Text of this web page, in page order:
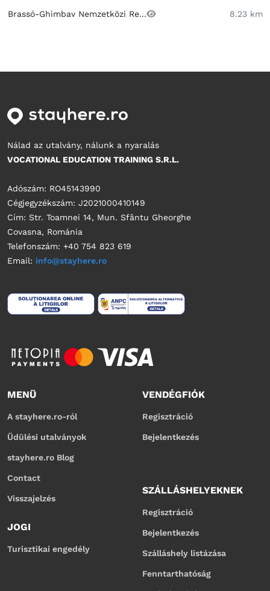
Brassó-Ghimbav Nemzetközi Re... 8.23 km
Nálad az utalvány, nálunk a nyaralás
VOCATIONAL EDUCATION TRAINING S.R.L.
Adószám: RO45143990
Cégjegyzékszám: J2021000410149
Cím: Str. Toamnei 14, Mun. Sfântu Gheorghe
Covasna, Románia
Telefonszám: +40 754 823 619
Email: info@stayhere.ro
MENÜ
A stayhere.ro-ról
Üdülési utalványok
stayhere.ro Blog
Contact
Visszajelzés
JOGI
Turisztikai engedély
VENDÉGFIÓK
Regisztráció
Bejelentkezés
SZÁLLÁSHELYEKNEK
Regisztráció
Bejelentkezés
Szálláshely listázása
Fenntarthatóság